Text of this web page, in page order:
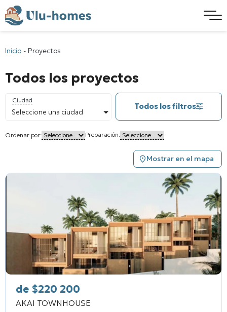
Inicio - Proyectos
Todos los proyectos
Ciudad
Seleccione una ciudad
Todos los filtros
Ordenar por: Preparación:
Mostrar en el mapa
de $220 200
AKAI TOWNHOUSE